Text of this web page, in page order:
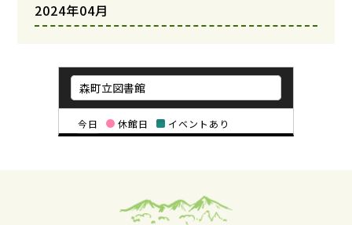
今日 休館日 イベントあり
2024年04月